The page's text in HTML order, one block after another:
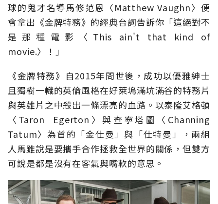
球的鬼才名導馬修范恩〈Matthew Vaughn〉便
會拿出《金牌特務》的經典台詞告訴你「這絕對不
是那種電影〈This ain't that kind of
movie.〉！」
《金牌特務》自2015年問世後，成功以優雅紳士
且獨樹一幟的英倫風格在好萊塢滿坑滿谷的特務片
與英雄片之中殺出一條漂亮的血路。以泰隆艾格頓
〈Taron Egerton〉與查寧塔圖〈Channing
Tatum〉為首的「金仕曼」與「仕特曼」，兩組
人馬雖說是要攜手合作拯救全世界的關係，但雙方
可說是都是沒有在客氣與嘴軟的意思。